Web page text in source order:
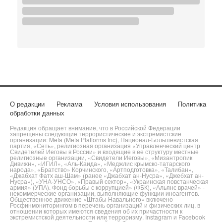
О редакции Реклама Условия использования
Политика
обработки данных
Редакция обращает внимание, что в Российской Федерации
запрещены следующие террористические и экстремистские
организации: Meta (Meta Platforms Inc), Национал-Большевистская
партия, «Сеть», религиозная организация «Управленческий центр
Свидетелей Иеговы в России» и входящие в ее структуру местные
религиозные организации, «Свидетели Иеговы», «Мизантропик
Дивижн», «ИГИЛ», «Аль-Каида», «Меджлис крымско-татарского
народа», «Братство» Корчинского, «Артподготовка», «Талибан»,
«Джабхат Фатх аш-Шам» (ранее «Джабхат ан-Нусра», «Джебхат ан-
Нусра»), «УНА-УНСО», «Правый сектор», «Украинская повстанческая
армия» (УПА). Фонд борьбы с коррупцией» (ФБК), «Альянс врачей» -
некоммерческие организации, выполняющие функции иноагентов.
Общественное движение «Штабы Навального» включено
Росфинмониторингом в перечень организаций и физических лиц, в
отношении которых имеются сведения об их причастности к
экстремистской деятельности или терроризму. Instagram и Facebook